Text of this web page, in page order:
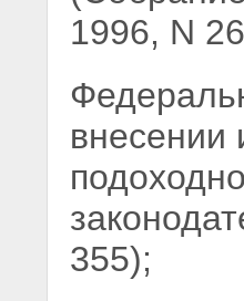
1996, N
внесении
355);